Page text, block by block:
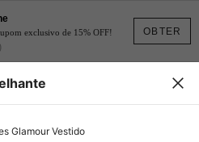
OBTER
exclusivo de 15% OFF!
Glamour Vestido